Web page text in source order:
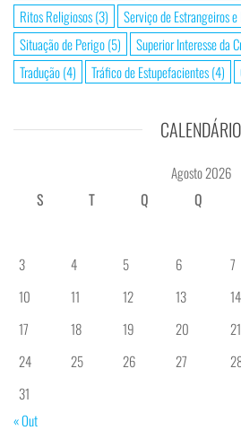
Ritos Religiosos(3) Serviço de Estrangeiros
Situação de Perigo(5) Superior Interesse da
Tradução(4) Tráfico de Estupefacientes(4)
CALENDÁRIO
Agosto 2026
S
T Q Q
3
4 5 6 7
10
11 12 13 14
17
18 19 20 21
24
25 26 27
31
« Out